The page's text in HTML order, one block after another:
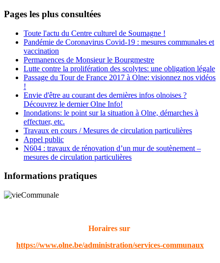
Pages les plus consultées
Toute l'actu du Centre culturel de Soumagne !
Pandémie de Coronavirus Covid-19 : mesures communales et
vaccination
Permanences de Monsieur le Bourgmestre
Lutte contre la prolifération des scolytes: une obligation légale
Passage du Tour de France 2017 à Olne: visionnez nos vidéos
!
Envie d'être au courant des dernières infos olnoises ?
Découvrez le dernier Olne Info!
Inondations: le point sur la situation à Olne, démarches à
effectuer, etc.
Travaux en cours / Mesures de circulation particulières
Appel public
N604 : travaux de rénovation d’un mur de soutènement –
mesures de circulation particulières
Informations pratiques
Horaires sur
https://www.olne.be/administration/services-communaux